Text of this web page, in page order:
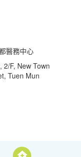
醫務中心
2/F, New Town
Tuen Mun